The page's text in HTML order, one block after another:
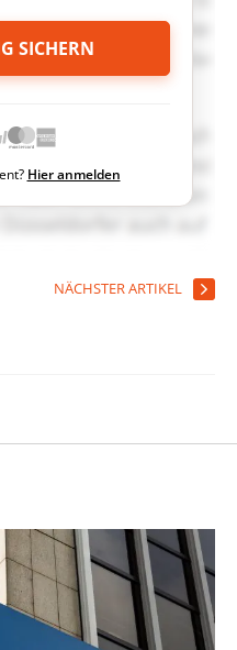
SICHERN
Hier anmelden
NÄCHSTER ARTIKEL